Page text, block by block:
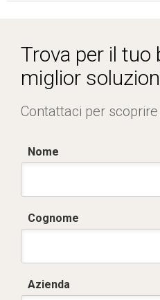
Trova per il tuo
miglior
Contattaci per
Nome
Cognome
Azienda